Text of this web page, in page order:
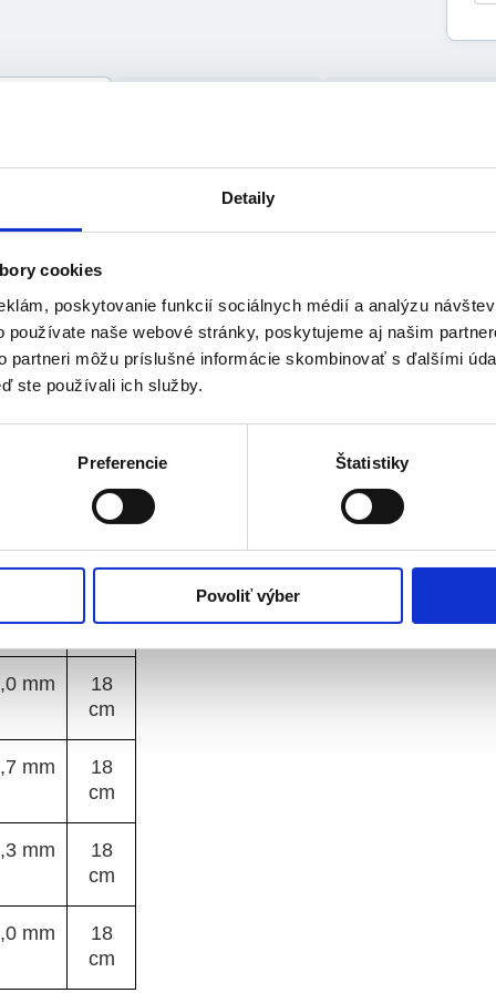
Detaily
cookies
poskytovanie funkcií sociálnych médií a analýzu
používate naše webové stránky, poskytujeme aj našim
partneri môžu príslušné informácie skombinovať s ďalšími
ste používali ich služby.
Preferencie Štatistiky
Povoliť výber
materiál PVC - transparentný
značené lievikovité konce
zaoblený hrot
otvory
- ženský
CH 08 - CH 20
Dĺžka
18
cm
mm
18
cm
mm
18
cm
mm
18
cm
mm
18
cm